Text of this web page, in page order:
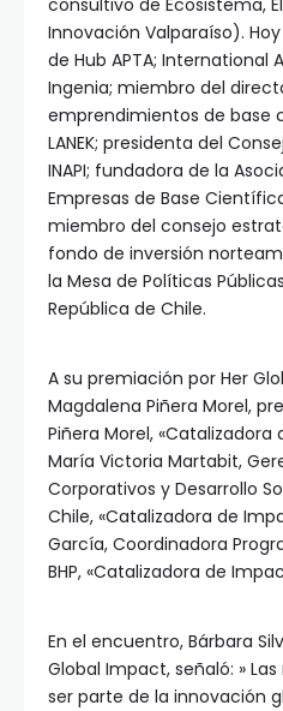
consultivo de Ecosistema,
Innovación Valparaíso).
de Hub APTA; International
Ingenia; miembro del
emprendimientos de base
LANEK; presidenta del
INAPI; fundadora de la
Empresas de Base
miembro del consejo
fondo de inversión
la Mesa de Políticas
República de Chile.
A su premiación por Her
Magdalena Piñera Morel,
Piñera Morel,
María Victoria Martabit,
Corporativos y Desarrollo
Chile, «Catalizadora de
García, Coordinadora
BHP, «Catalizadora de
En el encuentro, Bárbara
Global Impact, señaló: »
ser parte de la innovación